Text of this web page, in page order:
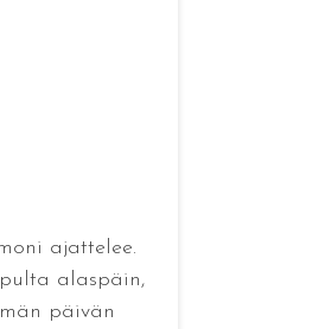
ajattelee.
alaspäin,
päivän